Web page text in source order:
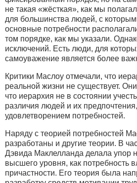
не такая «жёсткая», как мы
для большинства людей, с
основные потребности
том порядке, как мы указали.
исключений. Есть люди, для
самоуважение является более
Критики Маслоу отмечали, что
реальной жизни не существует.
что иерархия не в состоянии
различия людей и их
удовлетворением потребностей.
Наряду с теорией потребностей
разработаны и другие теории. В
Дэвида Маклелланда делала упор
высшего уровня, как потребность
причастности. Его теория была